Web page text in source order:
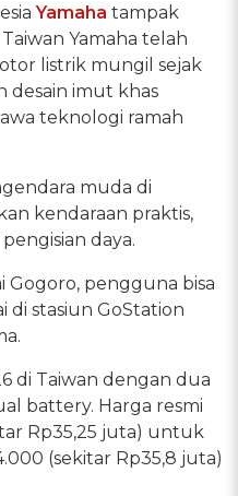
Yamaha tampak
Taiwan Yamaha telah
listrik mungil sejak
desain imut khas
teknologi ramah
muda di
kendaraan praktis,
daya.
Gogoro, pengguna bisa
di stasiun GoStation
di Taiwan dengan dua
battery. Harga resmi
Rp35,25 juta) untuk
(sekitar Rp35,8 juta)